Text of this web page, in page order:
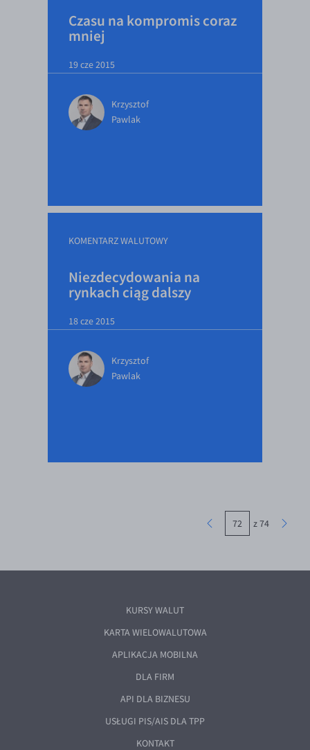
Czasu na kompromis coraz
mniej
19 cze 2015
Krzysztof
Pawlak
KOMENTARZ WALUTOWY
Niezdecydowania na
rynkach ciąg dalszy
18 cze 2015
Krzysztof
Pawlak
z 74
KURSY WALUT
KARTA WIELOWALUTOWA
APLIKACJA MOBILNA
DLA FIRM
API DLA BIZNESU
USŁUGI PIS/AIS DLA TPP
KONTAKT